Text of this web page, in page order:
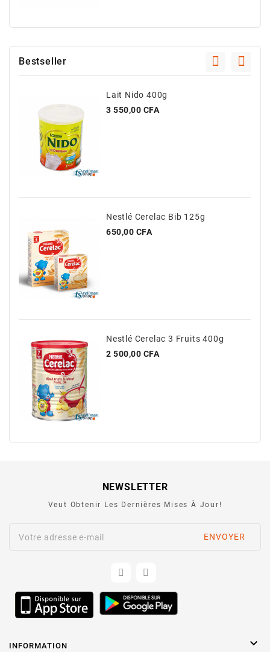
Bestseller
Lait Nido 400g
Prix
3 550,00 CFA
Nestlé Cerelac Bib 125g
Prix
650,00 CFA
Nestlé Cerelac 3 Fruits 400g
Prix
2 500,00 CFA
NEWSLETTER
Veut Obtenir Les Dernières Mises À Jour!
INFORMATION 